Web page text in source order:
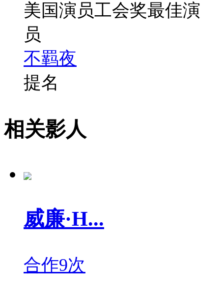
美国演员工会奖最佳演
员
不羁夜
提名
相关影人
威廉·H...
合作9次